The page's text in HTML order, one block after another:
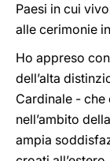
Paesi in cui
alle cerimonie
Ho appreso
dell’alta
Cardinale -
nell’ambito
ampia